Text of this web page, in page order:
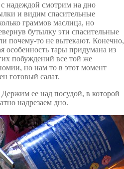
надеждой смотрим на дно
и видим спасительные
граммов маслица, но
бутылку эти спасительные
почему-то не вытекают. Конечно,
особенность тары придумана из
побуждений все той же
но нам то в этот момент
готовый салат.
ее над посудой, в которой
надрезаем дно.